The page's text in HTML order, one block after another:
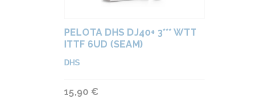
PELOTA DHS DJ40+ 3*** WTT
ITTF 6UD (SEAM)
DHS
15,90 €